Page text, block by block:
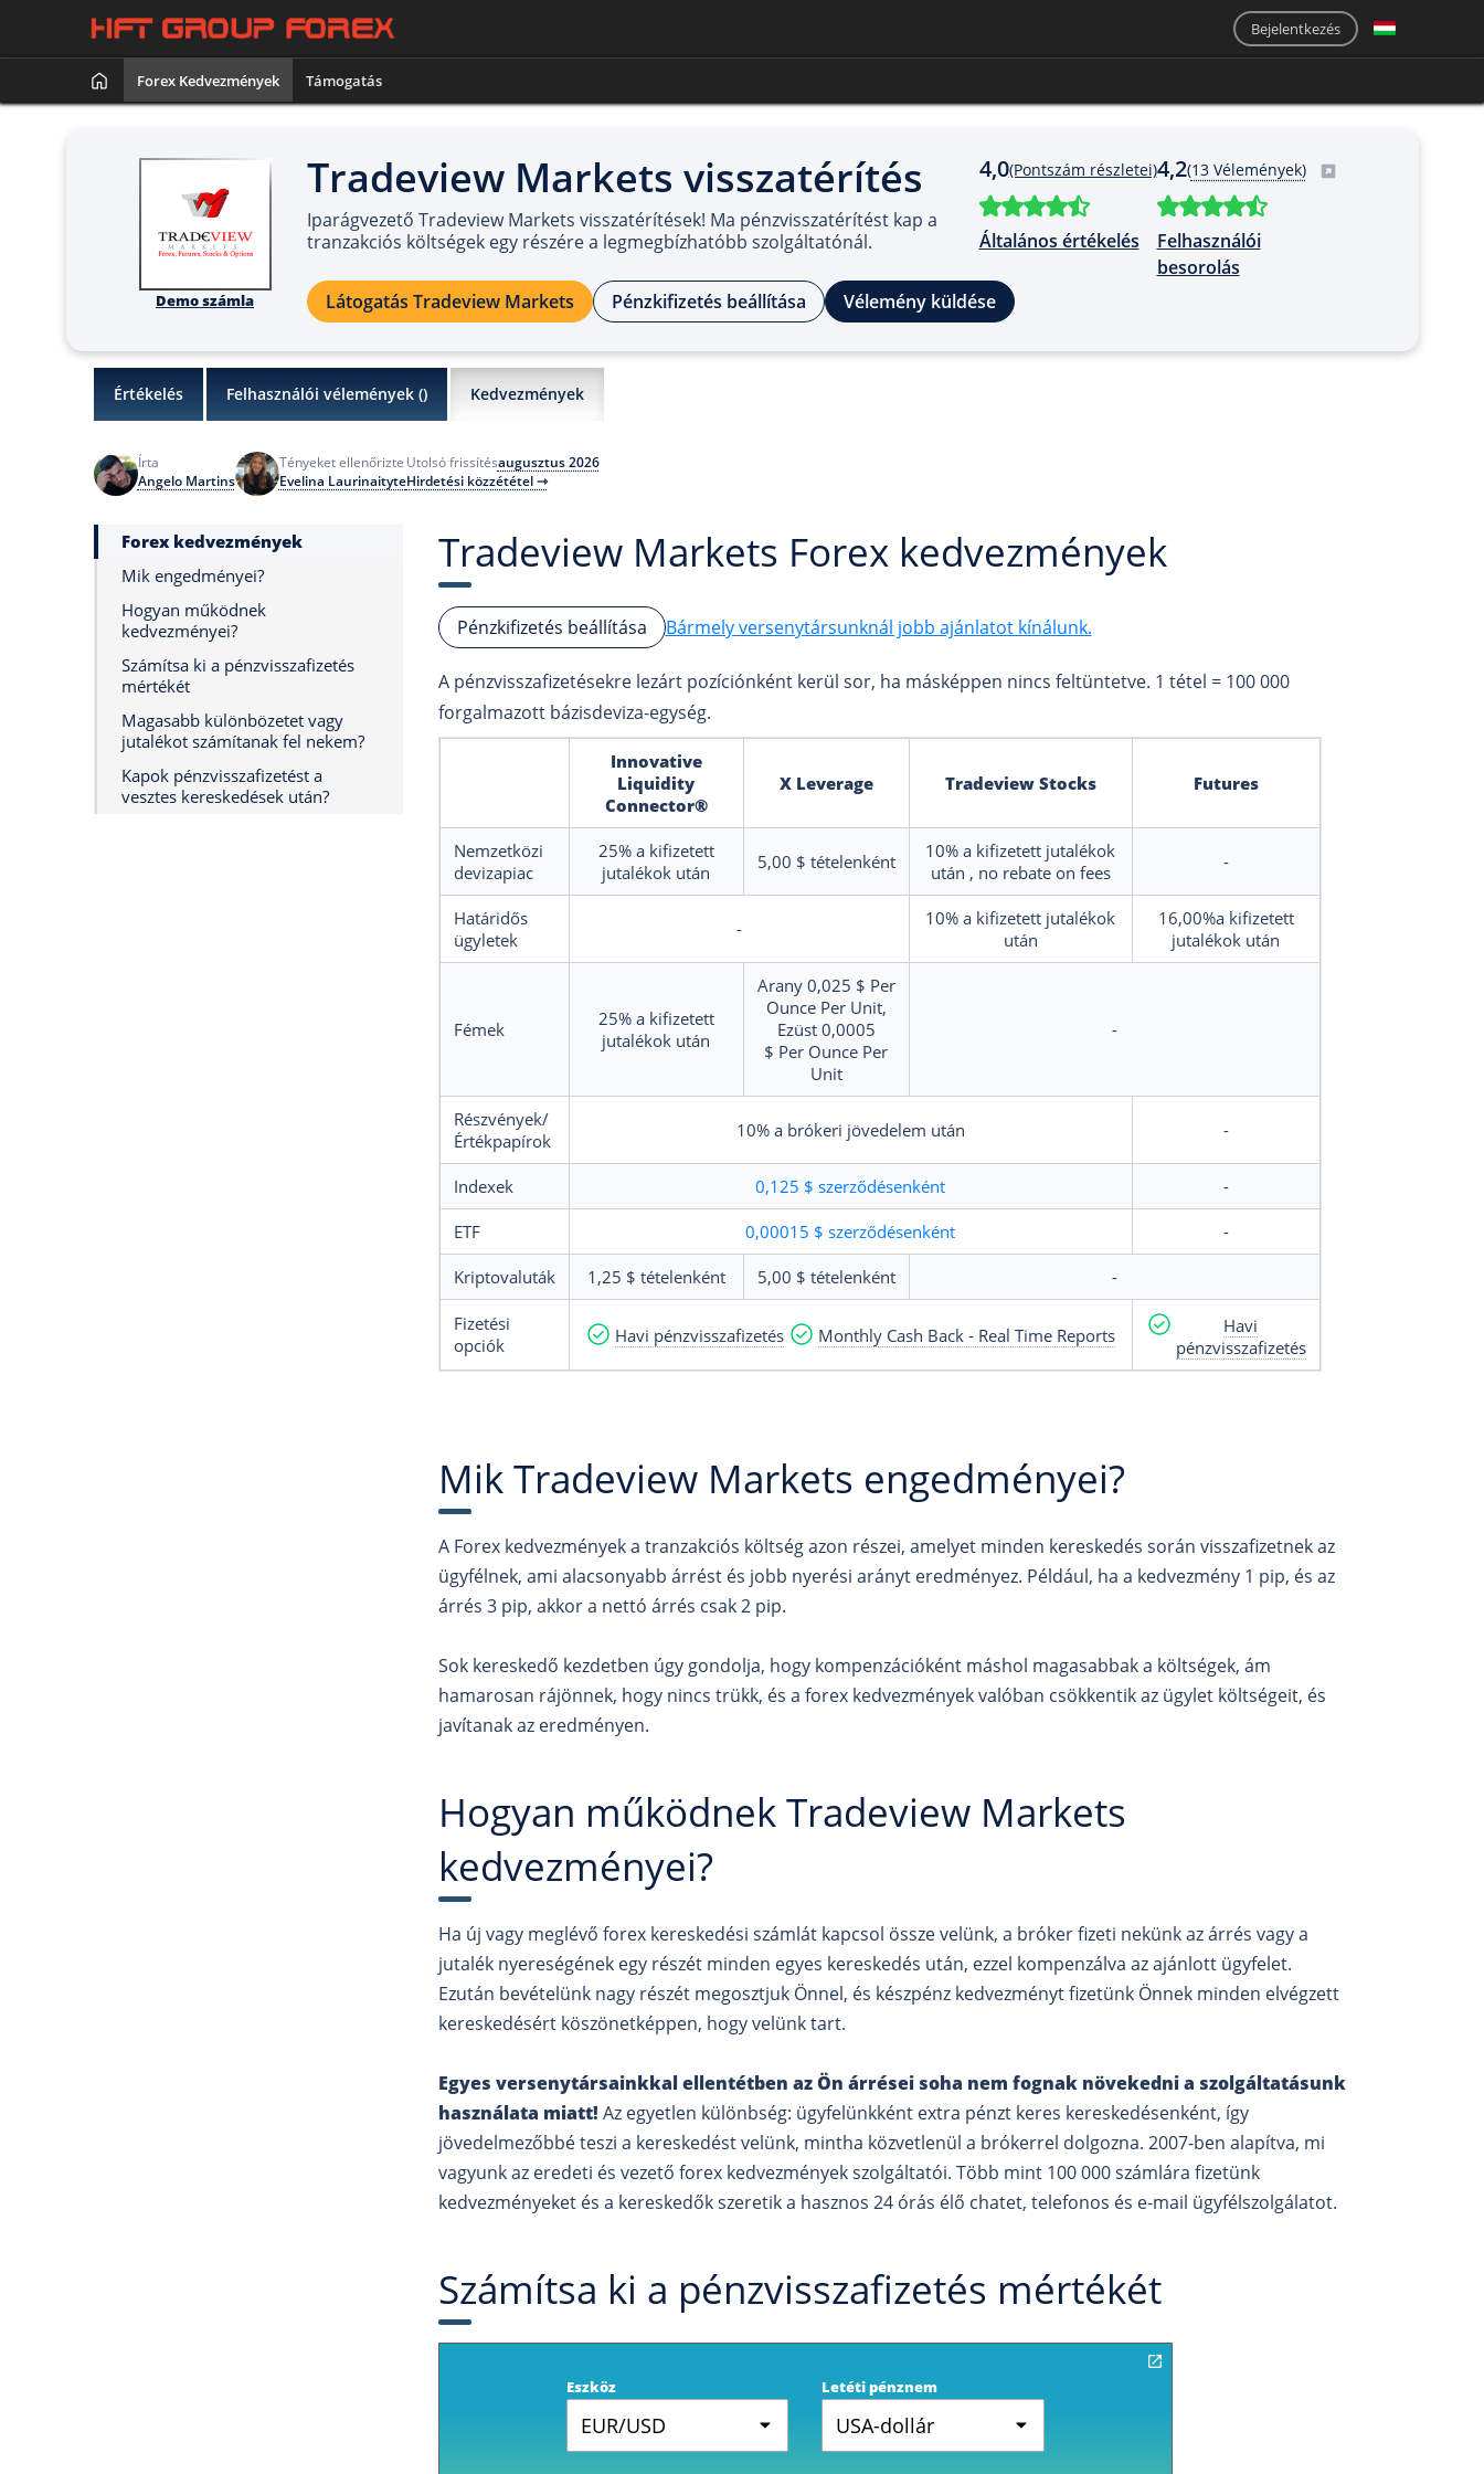
Bejelentkezés
Forex Kedvezmények Támogatás
Demo számla
Tradeview Markets visszatérítés
Iparágvezető Tradeview Markets visszatérítések! Ma pénzvisszatérítést kap a
tranzakciós költségek egy részére a legmegbízhatóbb szolgáltatónál.
4,0(Pontszám részletei)
Általános értékelés
4,2(13 Vélemények)
Felhasználói
besorolás
Látogatás Tradeview Markets
Pénzkifizetés beállítása Vélemény küldése
Értékelés Felhasználói vélemények () Kedvezmények
Írta
Angelo Martins
Tényeket ellenőrizte
Evelina Laurinaityte
Utolsó frissítésaugusztus 2026
Hirdetési közzététel ⇾
Forex kedvezmények
Mik engedményei?
Hogyan működnek
kedvezményei?
Számítsa ki a pénzvisszafizetés
mértékét
Magasabb különbözetet vagy
jutalékot számítanak fel nekem?
Kapok pénzvisszafizetést a
vesztes kereskedések után?
Tradeview Markets Forex kedvezmények
Pénzkifizetés beállítása Bármely versenytársunknál jobb ajánlatot kínálunk.
A pénzvisszafizetésekre lezárt pozíciónként kerül sor, ha másképpen nincs feltüntetve. 1 tétel = 100 000
forgalmazott bázisdeviza-egység.
Innovative
Liquidity
Connector®
X Leverage Tradeview Stocks Futures
Nemzetközi
devizapiac
25% a kifizetett
jutalékok után
5,00 $ tételenként 10% a kifizetett jutalékok
után , no rebate on fees -
Határidős
ügyletek
- 10% a kifizetett jutalékok
után
16,00%a kifizetett
jutalékok után
Fémek 25% a kifizetett
jutalékok után
Arany 0,025 $ Per
Ounce Per Unit,
Ezüst 0,0005
$ Per Ounce Per
Unit
-
Részvények/
Értékpapírok
10% a brókeri jövedelem után -
Indexek 0,125 $ szerződésenként -
ETF 0,00015 $ szerződésenként -
Kriptovaluták 1,25 $ tételenként 5,00 $ tételenként -
Fizetési
opciók
Havi pénzvisszafizetés Monthly Cash Back - Real Time Reports
Havi
pénzvisszafizetés
Mik Tradeview Markets engedményei?
A Forex kedvezmények a tranzakciós költség azon részei, amelyet minden kereskedés során visszafizetnek az
ügyfélnek, ami alacsonyabb árrést és jobb nyerési arányt eredményez. Például, ha a kedvezmény 1 pip, és az
árrés 3 pip, akkor a nettó árrés csak 2 pip.
Sok kereskedő kezdetben úgy gondolja, hogy kompenzációként máshol magasabbak a költségek, ám
hamarosan rájönnek, hogy nincs trükk, és a forex kedvezmények valóban csökkentik az ügylet költségeit, és
javítanak az eredményen.
Hogyan működnek Tradeview Markets
kedvezményei?
Ha új vagy meglévő forex kereskedési számlát kapcsol össze velünk, a bróker fizeti nekünk az árrés vagy a
jutalék nyereségének egy részét minden egyes kereskedés után, ezzel kompenzálva az ajánlott ügyfelet.
Ezután bevételünk nagy részét megosztjuk Önnel, és készpénz kedvezményt fizetünk Önnek minden elvégzett
kereskedésért köszönetképpen, hogy velünk tart.
Egyes versenytársainkkal ellentétben az Ön árrései soha nem fognak növekedni a szolgáltatásunk
használata miatt! Az egyetlen különbség: ügyfelünkként extra pénzt keres kereskedésenként, így
jövedelmezőbbé teszi a kereskedést velünk, mintha közvetlenül a brókerrel dolgozna. 2007-ben alapítva, mi
vagyunk az eredeti és vezető forex kedvezmények szolgáltatói. Több mint 100 000 számlára fizetünk
kedvezményeket és a kereskedők szeretik a hasznos 24 órás élő chatet, telefonos és e-mail ügyfélszolgálatot.
Számítsa ki a pénzvisszafizetés mértékét
Eszköz
EUR/USD
Letéti pénznem
USA-dollár